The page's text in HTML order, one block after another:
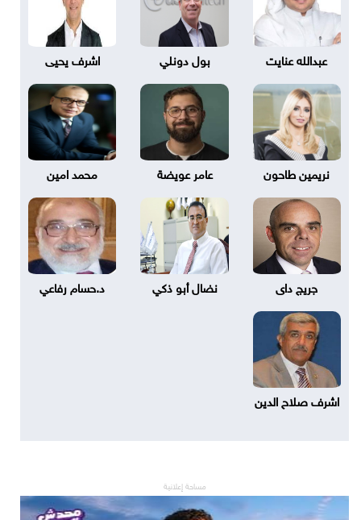
عبدالله عنايت بول دونلي اشرف يحيى
نريمين طاحون عامر عويضة محمد امين
جريج داى نضال أبو ذكي د.حسام رفاعي
اشرف صلاح الدين
مساحة إعلانية